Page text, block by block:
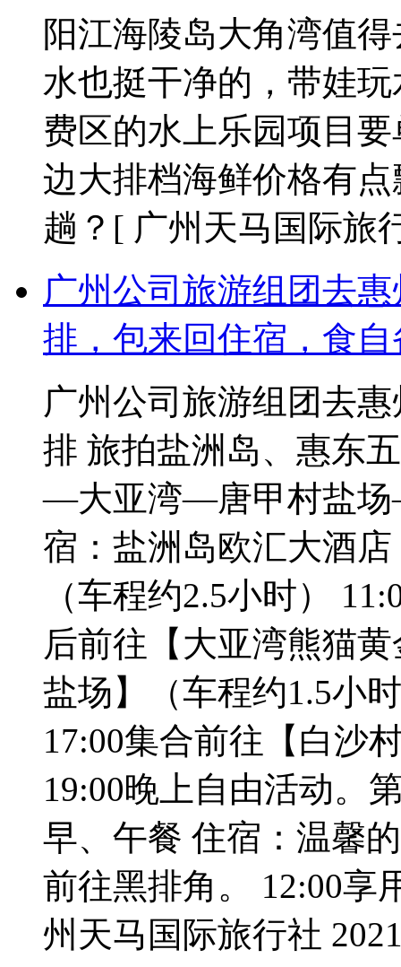
阳江海陵岛大角湾值
水也挺干净的，带娃
费区的水上乐园项目
边大排档海鲜价格有
趟？ [ 广州天马国际旅
广州公司旅游组团去
排，包来回住宿，食
广州公司旅游组团去
排 旅拍盐洲岛、惠东
—大亚湾—唐甲村盐场
宿：盐洲岛欧汇大酒
（车程约2.5小时）
后前往【大亚湾熊猫
盐场】（车程约1.5小
17:00集合前往【白沙
19:00晚上自由活动。
早、午餐 住宿：温馨
前往黑排角。 12:00享
州天马国际旅行社